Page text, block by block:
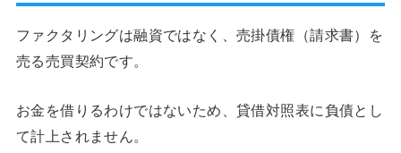
ファクタリングは融資ではなく、売掛債権（請求書）を
売る売買契約です。
お金を借りるわけではないため、貸借対照表に負債とし
て計上されません。